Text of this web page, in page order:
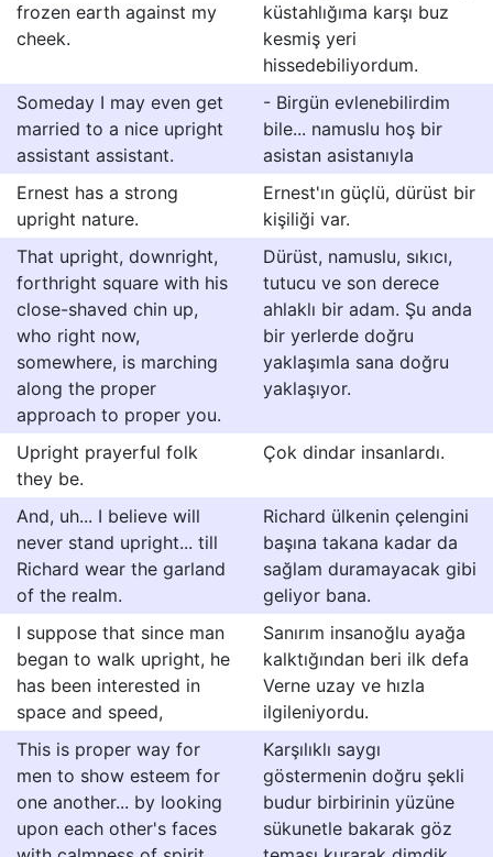
frozen earth against my
cheek.
küstahlığıma karşı buz
kesmiş yeri
hissedebiliyordum.
Someday I may even get
married to a nice upright
assistant assistant.
- Birgün evlenebilirdim
bile... namuslu hoş bir
asistan asistanıyla
Ernest has a strong
upright nature.
Ernest'ın güçlü, dürüst bir
kişiliği var.
That upright, downright,
forthright square with his
close-shaved chin up,
who right now,
somewhere, is marching
along the proper
approach to proper you.
Dürüst, namuslu, sıkıcı,
tutucu ve son derece
ahlaklı bir adam. Şu anda
bir yerlerde doğru
yaklaşımla sana doğru
yaklaşıyor.
Upright prayerful folk
they be.
Çok dindar insanlardı.
And, uh... I believe will
never stand upright... till
Richard wear the garland
of the realm.
Richard ülkenin çelengini
başına takana kadar da
sağlam duramayacak gibi
geliyor bana.
I suppose that since man
began to walk upright, he
has been interested in
space and speed,
Sanırım insanoğlu ayağa
kalktığından beri ilk defa
Verne uzay ve hızla
ilgileniyordu.
This is proper way for
men to show esteem for
one another... by looking
upon each other's faces
Karşılıklı saygı
göstermenin doğru şekli
budur birbirinin yüzüne
sükunetle bakarak göz